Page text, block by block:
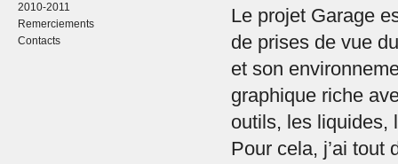
2010-2011
Remerciements
Contacts
Le projet Garage
de prises de vue
et son
graphique riche
outils, les
Pour cela, j’ai tout